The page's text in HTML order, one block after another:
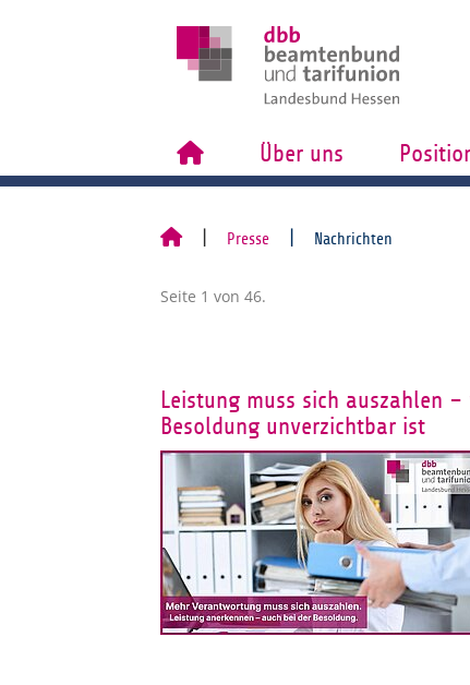
Über uns
Presse Nachrichten
Seite 1 von 46.
Leistung muss sich auszahlen
Besoldung unverzichtbar ist